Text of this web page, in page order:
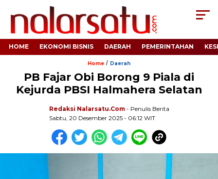
HOME EKONOMI BISNIS DAERAH PEMERINTAHAN
Home / Daerah
PB Fajar Obi Borong 9 Piala di
Kejurda PBSI Halmahera Selatan
Redaksi Nalarsatu.com - Penulis Berita
Sabtu, 20 Desember 2025 - 06:12 WIT